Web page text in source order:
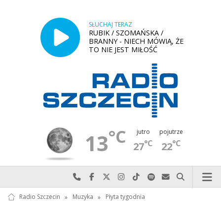
SŁUCHAJ TERAZ
RUBIK / SZOMAŃSKA /
BRANNY - NIECH MÓWIĄ, ŻE
TO NIE JEST MIŁOŚĆ
13°C jutro
27°C
pojutrze
22°C
Najlepiej po prostu do nas zadzwoń
Odwiedź nas na Facebook-u
Odwiedź nas na X
Odwiedź nas na Instagram-ie
Odwiedź nas na TikTok-u
Szukaj nas na Spotify
Wyślij do nas
Szukaj
Radio Szczecin » Muzyka » Płyta tygodnia